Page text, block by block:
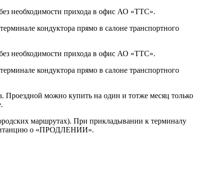
необходимости прихода в офис АО «ТТС».
кондуктора прямо в салоне транспортного
необходимости прихода в офис АО «ТТС».
кондуктора прямо в салоне транспортного
Проездной можно купить на один и тотже месяц только
маршрутах). При прикладывании к терминалу
квитанцию о «ПРОДЛЕНИИ».